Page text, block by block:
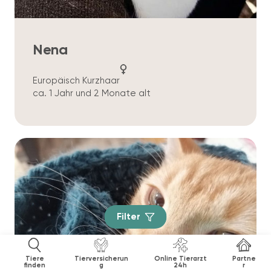
Tiere
finden
Tierversicherun
g
Online Tierarzt
24h
Partne
r
Nena
Europäisch Kurzhaar
ca. 1 Jahr und 2 Monate alt
Filter